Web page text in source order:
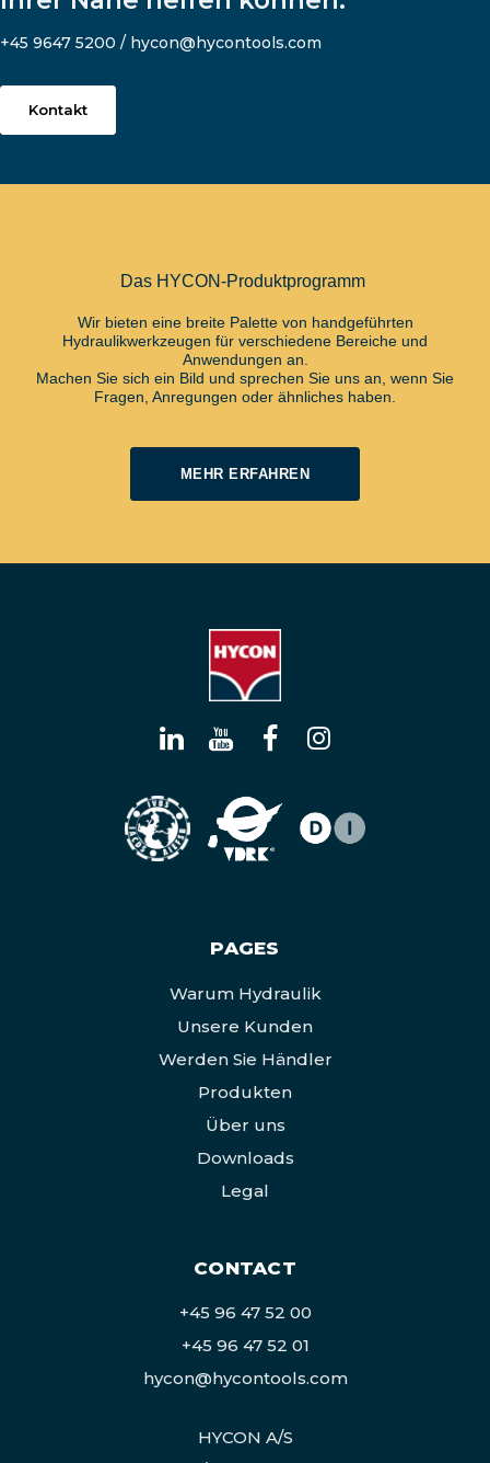
+45 9647 5200 / hycon@hycontools.com
Kontakt
Das HYCON-Produktprogramm
Wir bieten eine breite Palette von handgeführten
Hydraulikwerkzeugen für verschiedene Bereiche und
Anwendungen an.
Machen Sie sich ein Bild und sprechen Sie uns an, wenn Sie
Fragen, Anregungen oder ähnliches haben.
MEHR ERFAHREN
PAGES
Warum Hydraulik
Unsere Kunden
Werden Sie Händler
Produkten
Über uns
Downloads
Legal
CONTACT
+45 96 47 52 00
+45 96 47 52 01
hycon@hycontools.com
HYCON A/S